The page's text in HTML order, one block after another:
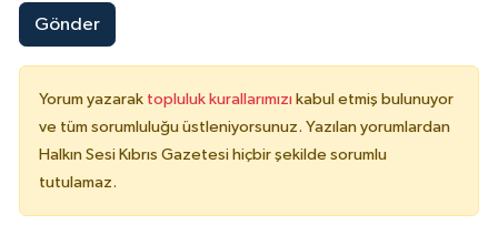
Gönder
Yorum yazarak topluluk kurallarımızı kabul etmiş bulunuyor
ve tüm sorumluluğu üstleniyorsunuz. Yazılan yorumlardan
Halkın Sesi Kıbrıs Gazetesi hiçbir şekilde sorumlu
tutulamaz.